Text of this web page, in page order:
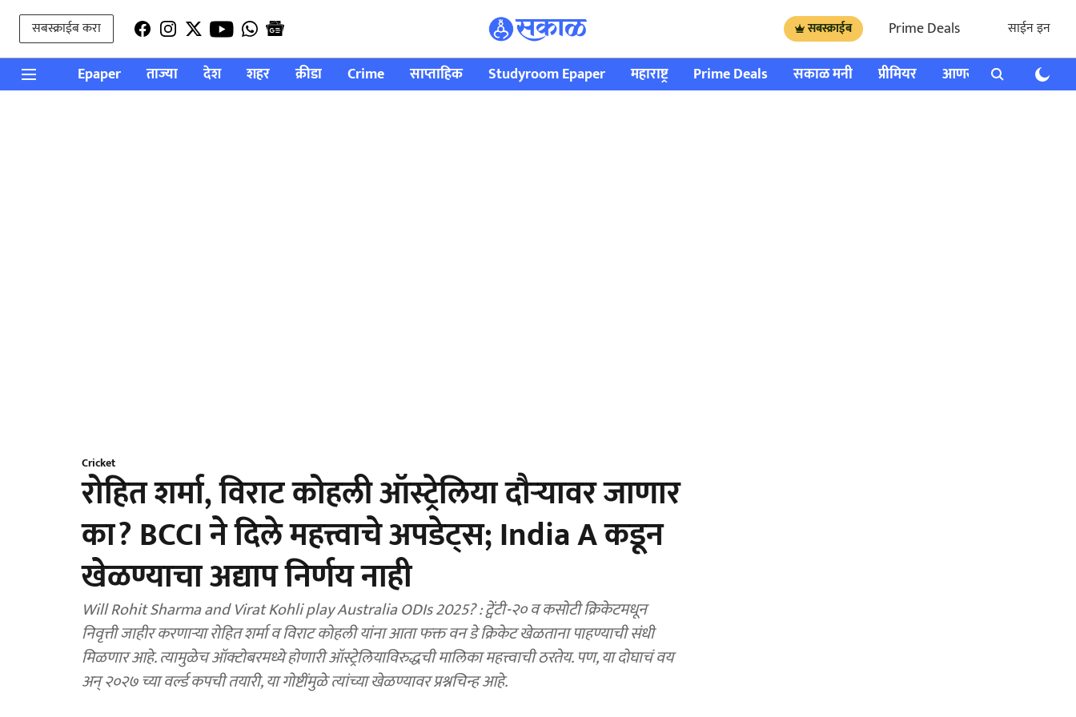
सबस्क्राईब करा सबस्क्राईब Prime Deals साईन इन
Epaper ताज्या देश शहर क्रीडा Crime साप्ताहिक Studyroom Epaper महाराष्ट्र Prime Deals सकाळ मनी प्रीमियर आणखी राशी भविष्य
Cricket
रोहित शर्मा, विराट कोहली ऑस्ट्रेलिया दौऱ्यावर जाणार
का? BCCI ने दिले महत्त्वाचे अपडेट्स; India A कडून
खेळण्याचा अद्याप निर्णय नाही
Will Rohit Sharma and Virat Kohli play Australia ODIs 2025? : ट्वेंटी-२० व कसोटी क्रिकेटमधून
निवृत्ती जाहीर करणाऱ्या रोहित शर्मा व विराट कोहली यांना आता फक्त वन डे क्रिकेट खेळताना पाहण्याची संधी
मिळणार आहे. त्यामुळेच ऑक्टोबरमध्ये होणारी ऑस्ट्रेलियाविरुद्धची मालिका महत्त्वाची ठरतेय. पण, या दोघाचं वय
अन् २०२७ च्या वर्ल्ड कपची तयारी, या गोष्टींमुळे त्यांच्या खेळण्यावर प्रश्नचिन्ह आहे.